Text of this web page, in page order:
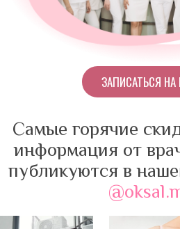
ЗАПИСАТЬСЯ НА
Самые горячие
информация от
публикуются в